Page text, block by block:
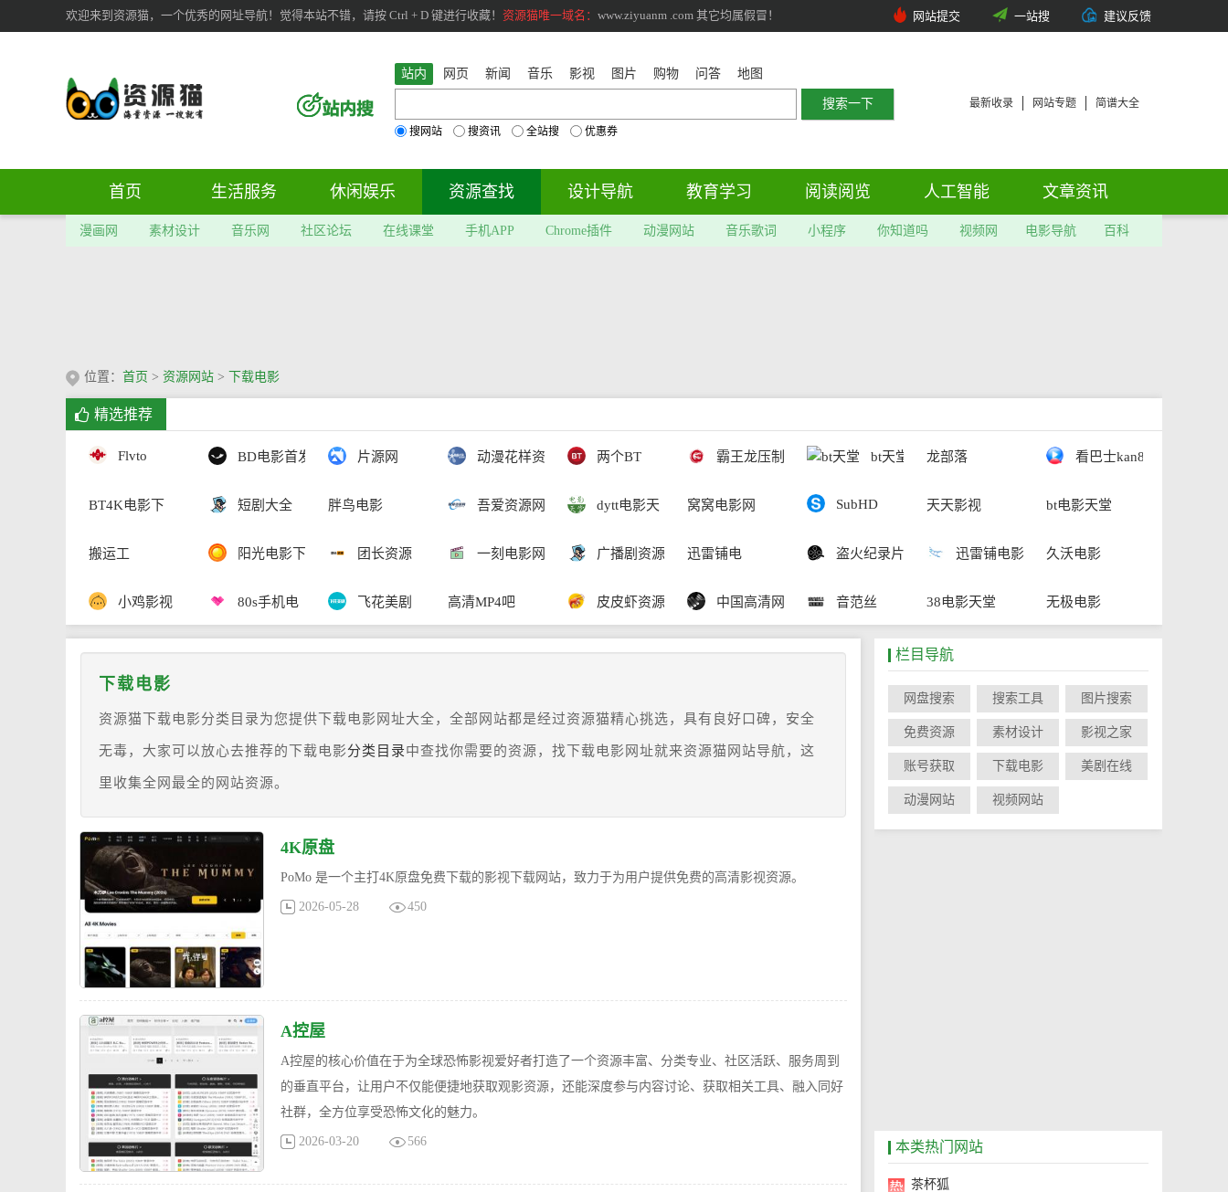
欢迎来到资源猫，一个优秀的网址导航！觉得本站不错，请按 Ctrl + D 键进行收藏！ 资源猫唯一域名： www.ziyuanm .com 其它均属假冒！ 网站提交 一站搜 建议反馈
站内 网页 新闻 音乐 影视 图片 购物 问答 地图
搜网站 搜资讯 全站搜 优惠券
最新收录 网站专题 简谱大全
首页 生活服务 休闲娱乐 资源查找 设计导航 教育学习 阅读阅览 人工智能 文章资讯
漫画网 素材设计 音乐网 社区论坛 在线课堂 手机APP Chrome插件 动漫网站 音乐歌词 小程序 你知道吗 视频网 电影导航 百科
位置： 首页 > 资源网站 > 下载电影
精选推荐
Flvto BD电影首发 片源网 动漫花样资 两个BT 霸王龙压制 bt天堂 龙部落 看巴士kan8
BT4K电影下 短剧大全 胖鸟电影 吾爱资源网 dytt电影天 窝窝电影网 SubHD 天天影视 bt电影天堂
搬运工 阳光电影下 团长资源 一刻电影网 广播剧资源 迅雷铺电 盗火纪录片 迅雷铺电影 久沃电影
小鸡影视 80s手机电 飞花美剧 高清MP4吧 皮皮虾资源 中国高清网 音范丝 38电影天堂 无极电影
下载电影
资源猫下载电影分类目录为您提供下载电影网址大全，全部网站都是经过资源猫精心挑选，具有良好口碑，安全
无毒，大家可以放心去推荐的下载电影分类目录中查找你需要的资源，找下载电影网址就来资源猫网站导航，这
里收集全网最全的网站资源。
4K原盘
PoMo 是一个主打4K原盘免费下载的影视下载网站，致力于为用户提供免费的高清影视资源。
2026-05-28 450
A控屋
A控屋的核心价值在于为全球恐怖影视爱好者打造了一个资源丰富、分类专业、社区活跃、服务周到
的垂直平台，让用户不仅能便捷地获取观影资源，还能深度参与内容讨论、获取相关工具、融入同好
社群，全方位享受恐怖文化的魅力。
2026-03-20 566
栏目导航
网盘搜索 搜索工具 图片搜索
免费资源 素材设计 影视之家
账号获取 下载电影 美剧在线
动漫网站 视频网站
本类热门网站
茶杯狐